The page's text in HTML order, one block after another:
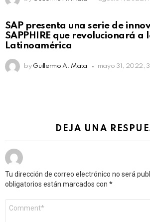
SAP presenta una serie de
SAPPHIRE que revolucionará a
Latinoamérica
by Guillermo A. Mata mayo 31, 2022,
DEJA UNA
Tu dirección de correo electrónico no será
obligatorios están marcados con *